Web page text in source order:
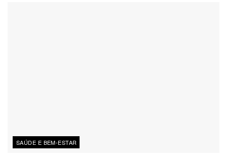
SAÚDE E BEM-ESTAR